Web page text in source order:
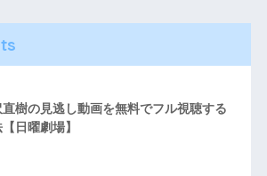
直樹の見逃し動画を無料でフル視聴する
日曜劇場】